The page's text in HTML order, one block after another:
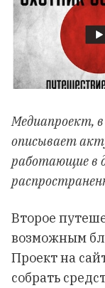
Медиапроект,
описывает
работающие в
Второе
возможным
Проект на
собрать